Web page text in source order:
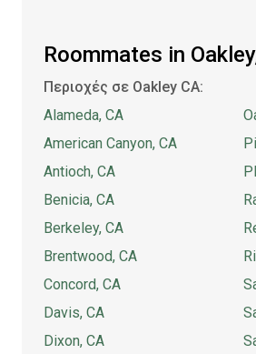
Roommates in
Περιοχές σε Oakley CA:
Alameda, CA
American Canyon, CA
Antioch, CA
Benicia, CA
Berkeley, CA
Brentwood, CA
Concord, CA
Davis, CA
Dixon, CA